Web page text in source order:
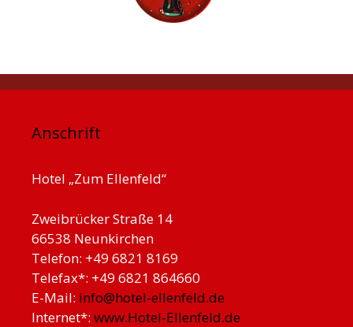
Anschrift
Hotel „Zum Ellenfeld“
Zweibrücker Straße 14
66538 Neunkirchen
Telefon: +49 6821 8169
Telefax*: +49 6821 864660
E-Mail: info@hotel-ellenfeld.de
Internet*: www.Hotel-Ellenfeld.de